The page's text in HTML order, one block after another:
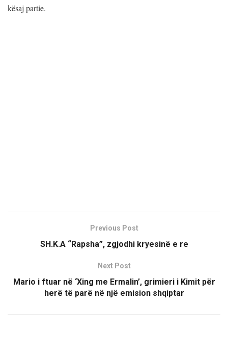
kësaj partie.
Previous Post
SH.K.A “Rapsha”, zgjodhi kryesinë e re
Next Post
Mario i ftuar në ‘Xing me Ermalin’, grimieri i Kimit për
herë të parë në një emision shqiptar